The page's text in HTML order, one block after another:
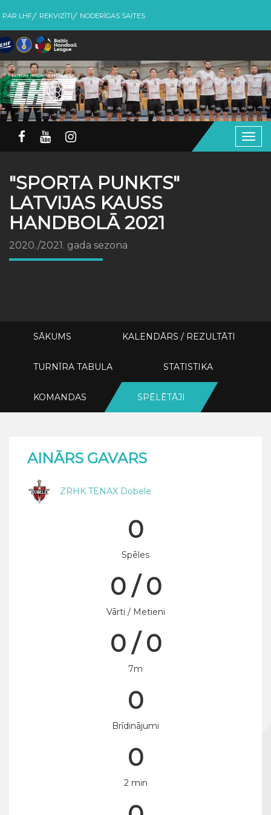
PAR LHF REKVIZĪTI NODERĪGAS SAITES
"SPORTA PUNKTS"
LATVIJAS KAUSS
HANDBOLĀ 2021
2020./2021. gada sezona
SĀKUMS KALENDĀRS / REZULTĀTI
TURNĪRA TABULA STATISTIKA
KOMANDAS SPĒLĒTĀJI
AINĀRS GAVARS
ZRHK TENAX Dobele
0
Spēles
0 / 0
Vārti / Metieni
0 / 0
7m
0
Brīdinājumi
0
2 min